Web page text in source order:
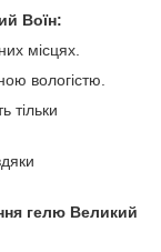
Воїн:
місцях.
вологістю.
тільки
гелю Великий